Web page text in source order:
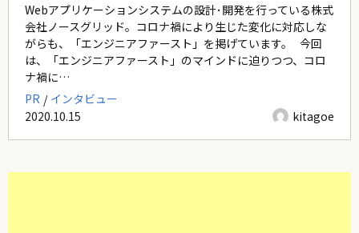
Webアプリケーションシステムの設計･開発を行っている株式
会社ノースグリッド。コロナ禍により生じた変化に対応しな
がらも、「エンジニアファースト」を掲げています。 今回
は、「エンジニアファースト」のマインドに迫りつつ、コロ
ナ禍に…
PR
インタビュー
2020.10.15
kitagoe